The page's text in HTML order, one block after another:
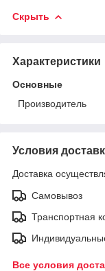
Скрыть
Характеристики
Основные
Производитель
Условия
Доставка
Самовывоз
Транспортная
Все условия